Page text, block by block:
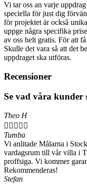
Vi tar oss an varje
speciella för just dig
för projektet är också
uppge några specifika
av oss helt gratis. För att
Skulle det vara så att det
uppdraget ska utföras.
Recensioner
Se vad våra kunder
Theo H
    
Tumba
Vi anlitade Målarna i
vardagsrum till vår villa i
proffsiga. Vi kommer
Rekommenderas!
Stefan